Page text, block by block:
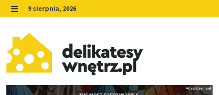
Skip
to
content
MENU
9 sierpnia, 2026